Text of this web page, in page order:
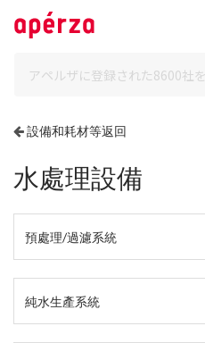
設備和耗材等返回
水處理設備
預處理/過濾系統
純水生產系統